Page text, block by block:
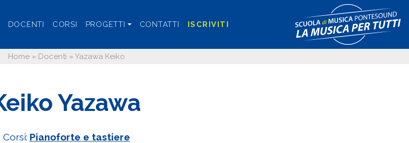
DOCENTI CORSI PROGETTI CONTATTI ISCRIVITI
Home» Docenti » Yazawa Keiko
Yazawa
Corsi: Pianoforte e tastiere